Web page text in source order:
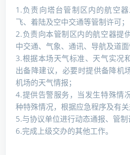
1.负责向塔台管制区内的航空
飞、着陆及空中交通等管制许可；
2.负责向本管制区内的航空器提
中交通、气象、通讯、导航及道面
3.根据本场天气标准、天气实况
出备降建议，必要时提供备降机
机场的天气情报；
4.提供告警服务，当发生特殊情
种特殊情况，根据应急程序及有关
5.与协议单位进行动态通报、管制
6.完成上级交办的其他工作。